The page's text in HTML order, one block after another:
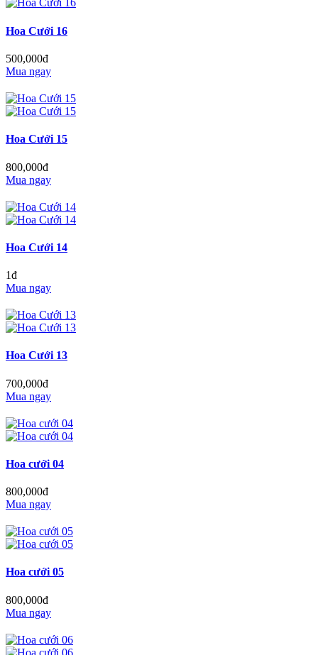
Hoa Cưới 16
500,000đ
Mua ngay
Hoa Cưới 15
800,000đ
Mua ngay
Hoa Cưới 14
1đ
Mua ngay
Hoa Cưới 13
700,000đ
Mua ngay
Hoa cưới 04
800,000đ
Mua ngay
Hoa cưới 05
800,000đ
Mua ngay